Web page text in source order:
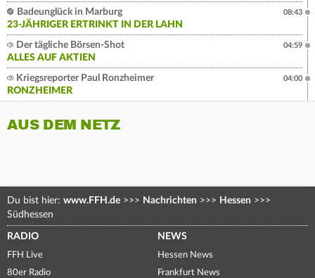
Badeunglück in Marburg
23-JÄHRIGER ERTRINKT IN DER LAHN
08:43
Der tägliche Börsen-Shot
ALLES AUF AKTIEN
04:59
Kriegsreporter Paul Ronzheimer
RONZHEIMER
04:00
AUS DEM NETZ
Du bist hier: www.FFH.de >>> Nachrichten >>> Hessen >>>
Südhessen
RADIO
FFH Live
80er Radio
NEWS
Hessen News
Frankfurt News